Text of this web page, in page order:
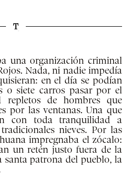
una organización criminal
Nada, ni nadie impedía
en el día se podían
o siete carros pasar por el
de hombres que
por las ventanas. Una que
con toda tranquilidad a
nieves. Por las
impregnaba el zócalo:
un retén justo fuera de la
santa patrona del pueblo, la